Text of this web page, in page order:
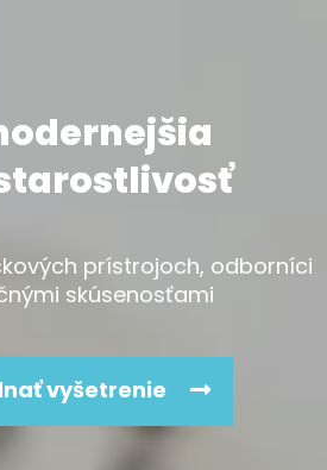
prístrojoch, odborníci
skúsenosťami
vyšetrenie